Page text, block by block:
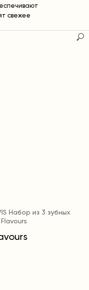
свежее
Набор из 3 зубных